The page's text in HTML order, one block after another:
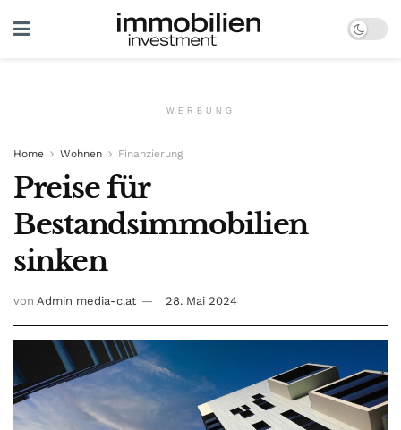
WERBUNG
Home Wohnen Finanzierung
Preise für
Bestandsimmobilien
sinken
von Admin media-c.at 28. Mai 2024